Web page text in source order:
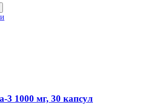
3 1000 мг, 30 капсул